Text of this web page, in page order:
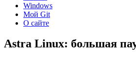
Windows
Мой Git
О сайте
Astra Linux: большая